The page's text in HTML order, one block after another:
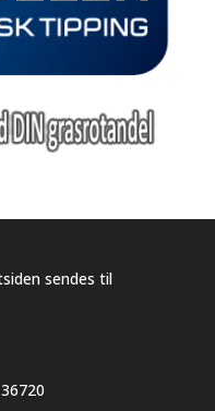
sendes til